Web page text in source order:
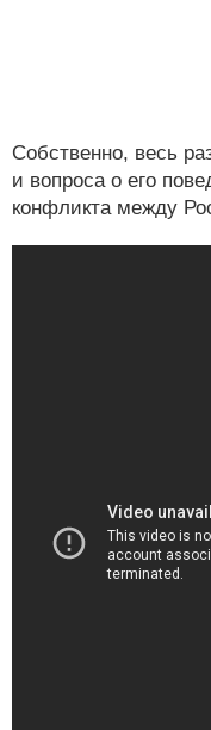
Собственно, весь
и вопроса о его
конфликта между